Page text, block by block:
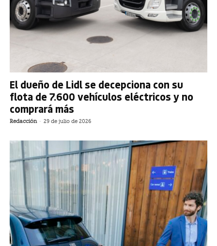
El dueño de Lidl se decepciona con su
flota de 7.600 vehículos eléctricos y no
comprará más
Redacción - 29 de julio de 2026